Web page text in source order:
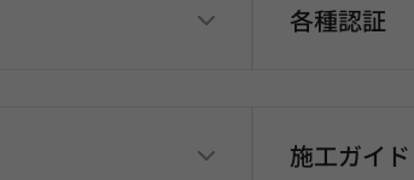
各種認証
施工ガイド